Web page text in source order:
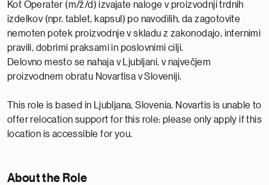
Kot Operater (m/ž/d) izvajate naloge v proizvodnji trdnih
izdelkov (npr. tablet, kapsul) po navodilih, da zagotovite
nemoten potek proizvodnje v skladu z zakonodajo, internimi
pravili, dobrimi praksami in poslovnimi cilji.
Delovno mesto se nahaja v Ljubljani, v največjem
proizvodnem obratu Novartisa v Sloveniji.
This role is based in Ljubljana, Slovenia. Novartis is unable to
offer relocation support for this role: please only apply if this
location is accessible for you.
About the Role